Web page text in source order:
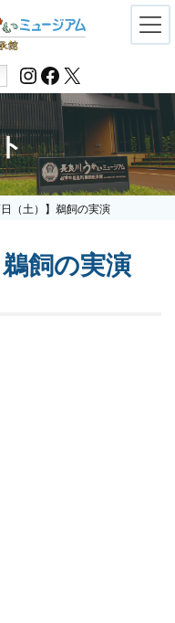
Instagram
Facebook
X
日（土）】鵜飼の実演
飼の実演